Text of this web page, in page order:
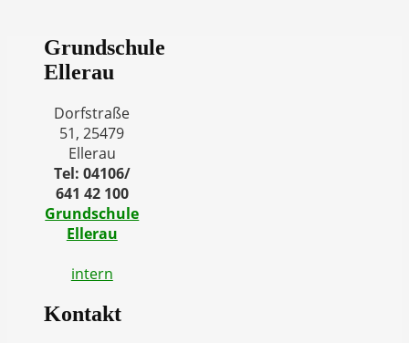
Grundschule
Ellerau
Dorfstraße
51, 25479
Ellerau
Tel: 04106/
641 42 100
Grundschule
Ellerau
intern
Kontakt